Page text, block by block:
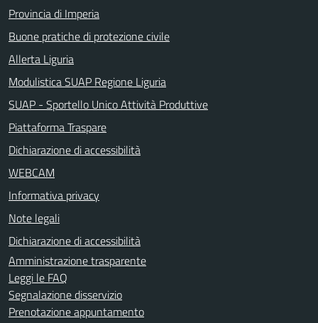
Provincia di Imperia
Buone pratiche di protezione civile
Allerta Liguria
Modulistica SUAP Regione Liguria
SUAP - Sportello Unico Attività Produttive
Piattaforma Traspare
Dichiarazione di accessibilità
WEBCAM
Informativa privacy
Note legali
Dichiarazione di accessibilità
Amministrazione trasparente
Leggi le FAQ
Segnalazione disservizio
Prenotazione appuntamento